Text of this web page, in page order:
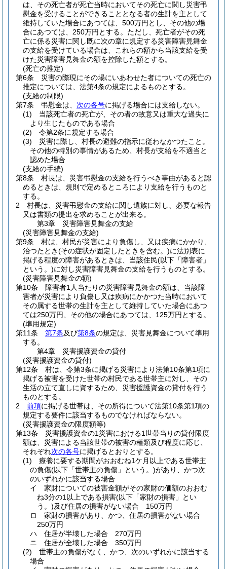
は、その死亡者が死亡当時においてその死亡に関し災害弔
慰金を受けることができることとなる者の生計を主として
維持していた場合にあつては、500万円とし、その他の場
合にあつては、250万円とする。 ただし、死亡者がその死
亡に係る災害に関し既に次の章に規定する災害障害見舞金
の支給を受けている場合は、これらの額から当該支給を受
けた災害障害見舞金の額を控除した額とする。
(死亡の推定)
第6条
災害の際現にその場にいあわせた者についての死亡の
推定については、法第4条の規定によるものとする。
(支給の制限)
第7条
弔慰金は、 次の各号に掲げる場合には支給しない。
(1)
当該死亡者の死亡が、その者の故意又は重大な過失に
より生じたものである場合
(2)
令第2条に規定する場合
(3)
災害に際し、村長の避難の指示に従わなかつたこと。
その他の特別の事情があるため、村長が支給を不適当と
認めた場合
(支給の手続)
第8条
村長は、災害弔慰金の支給を行うべき事由があると認
めるときは、規則で定めるところにより支給を行うものと
する。
2
村長は、災害弔慰金の支給に関し遺族に対し、必要な報告
又は書類の提出を求めることが出来る。
第3章
災害障害見舞金の支給
(災害障害見舞金の支給)
第9条
村は、村民が災害により負傷し、又は疾病にかかり、
治つたとき(その症状が固定したときを含む。)に法別表に
掲げる程度の障害があるときは、当該住民(以下「障害者」
という。)に対し災害障害見舞金の支給を行うものとする。
(災害障害見舞金の額)
第10条
障害者1人当たりの災害障害見舞金の額は、当該障
害者が災害により負傷し又は疾病にかかつた当時において
その属する世帯の生計を主として維持していた場合にあつ
ては250万円、その他の場合にあつては、125万円とする。
(準用規定)
第11条
第7条及び第8条の規定は、災害見舞金について準用
する。
第4章
災害援護資金の貸付
(災害援護資金の貸付)
第12条
村は、令第3条に掲げる災害により法第10条第1項に
掲げる被害を受けた世帯の村民である世帯主に対し、その
生活の立て直しに資するため、災害援護資金の貸付を行う
ものとする。
2
前項に掲げる世帯は、その所得について法第10条第1項の
規定する要件に該当するものでなければならない。
(災害援護資金の限度額等)
第13条
災害援護資金の1災害における1世帯当りの貸付限度
額は、災害による当該世帯の被害の種類及び程度に応じ、
それぞれ次の各号に掲げるとおりとする。
(1)
療養に要する期間がおおむね1ケ月以上である世帯主
の負傷(以下「世帯主の負傷」という。)があり、かつ次
のいずれかに該当する場合
イ
家財についての被害金額がその家財の価額のおおむ
ね3分の1以上である損害(以下「家財の損害」とい
う。)及び住居の損害がない場合 150万円
ロ
家財の損害があり、かつ、住居の損害がない場合
250万円
ハ
住居が半壊した場合 270万円
ニ
住居が全壊した場合 350万円
(2)
世帯主の負傷がなく、かつ、次のいずれかに該当する
場合